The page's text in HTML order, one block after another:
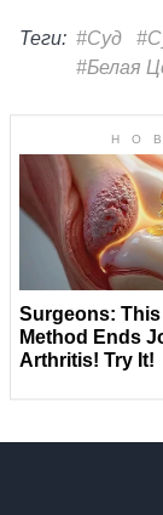
Теги: #Суд
#Белая